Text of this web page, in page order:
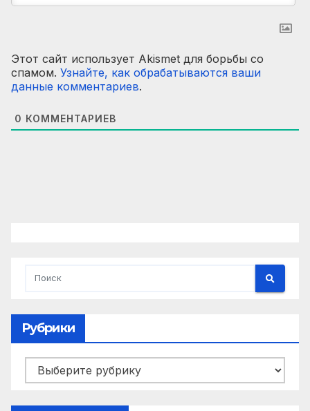
Этот сайт использует Akismet для борьбы со
спамом. Узнайте, как обрабатываются ваши
данные комментариев.
0 КОММЕНТАРИЕВ
Рубрики
Рубрики